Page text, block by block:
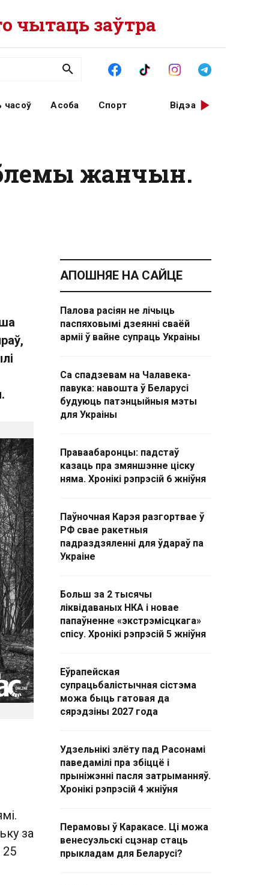
чытаць заўтра
часоў Асоба Спорт Відэа
жанчын.
за
25
АПОШНЯЕ НА САЙЦЕ
Палова расіян не лічыць
паспяховымі дзеянні сваёй
арміі ў вайне супраць Украіны
Са спадзевам на Чалавека-
павука: навошта ў Беларусі
будуюць патэнцыйныя мэты
для Украіны
Праваабаронцы: падстаў
казаць пра змяншэнне ціску
няма. Хронікі рэпрэсій 6 жніўня
Паўночная Карэя разгортвае ў
РФ свае ракетныя
падраздзяленні для ўдараў па
Украіне
Больш за 2 тысячы
ліквідаваных НКА і новае
папаўненне «экстрэмісцкага»
спісу. Хронікі рэпрэсій 5 жніўня
Еўрапейская
супрацьбалістычная сістэма
можа быць гатовая да
сярэдзіны 2027 года
Удзельнікі злёту пад Расонамі
паведамілі пра збіццё і
прыніжэнні пасля затрыманняў.
Хронікі рэпрэсій 4 жніўня
Перамовы ў Каракасе. Ці можа
венесуэльскі сцэнар стаць
прыкладам для Беларусі?